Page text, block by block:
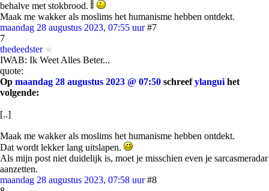
behalve met stokbrood.
Maak me wakker als moslims het humanisme hebben ontdekt.
maandag 28 augustus 2023, 07:55 uur #7
7
thedeedster
IWAB: Ik Weet Alles Beter...
quote:
Op maandag 28 augustus 2023 @ 07:50 schreefylangui het
volgende:
[..]
Maak me wakker als moslims het humanisme hebben ontdekt.
Dat wordt lekker lang uitslapen.
Als mijn post niet duidelijk is, moet je misschien even je sarcasmeradar
aanzetten.
maandag 28 augustus 2023, 07:58 uur #8